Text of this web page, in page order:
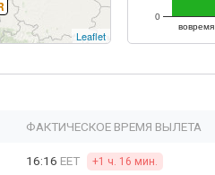
Leaflet
вовремя
0
ФАКТИЧЕСКОЕ ВРЕМЯ ВЫЛЕТА
16:16 EET +1 ч. 16 мин.